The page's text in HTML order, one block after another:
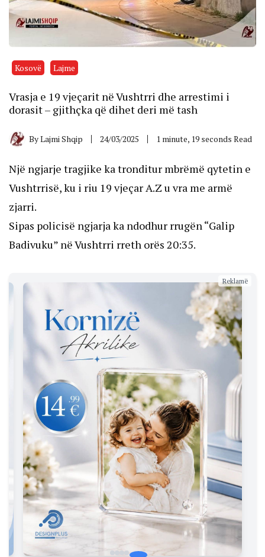
Kosovë Lajme
Vrasja e 19 vjeçarit në Vushtrri dhe arrestimi i
dorasit – gjithçka që dihet deri më tash
ByLajmi Shqip 24/03/2025 1 minute, 19 seconds Read
Një ngjarje tragjike ka tronditur mbrëmë qytetin e
Vushtrrisë, ku i riu 19 vjeçar A.Z u vra me armë
zjarri.
Sipas policisë ngjarja ka ndodhur rrugën “Galip
Badivuku” në Vushtrri rreth orës 20:35.
Reklamë